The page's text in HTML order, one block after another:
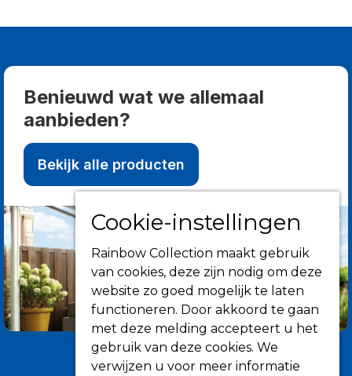
Benieuwd wat we allemaal
aanbieden?
Bekijk alle producten
Cookie-instellingen
Rainbow Collection maakt gebruik
van cookies, deze zijn nodig om deze
website zo goed mogelijk te laten
functioneren. Door akkoord te gaan
met deze melding accepteert u het
gebruik van deze cookies. We
verwijzen u voor meer informatie